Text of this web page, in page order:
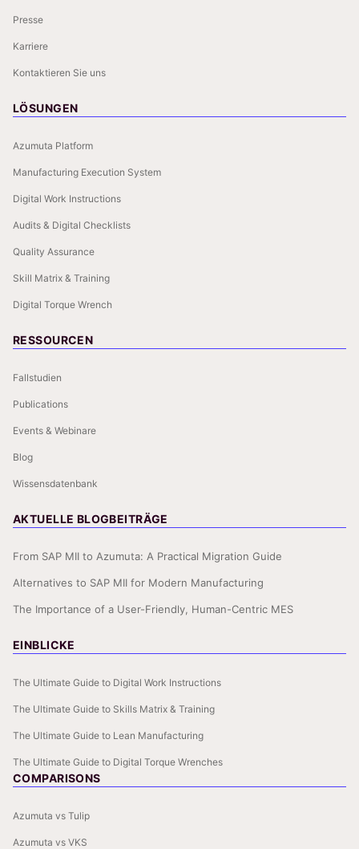
Presse
Karriere
Kontaktieren Sie uns
LÖSUNGEN
Azumuta Platform
Manufacturing Execution System
Digital Work Instructions
Audits & Digital Checklists
Quality Assurance
Skill Matrix & Training
Digital Torque Wrench
RESSOURCEN
Fallstudien
Publications
Events & Webinare
Blog
Wissensdatenbank
AKTUELLE BLOGBEITRÄGE
From SAP MII to Azumuta: A Practical Migration Guide
Alternatives to SAP MII for Modern Manufacturing
The Importance of a User-Friendly, Human-Centric MES
EINBLICKE
The Ultimate Guide to Digital Work Instructions
The Ultimate Guide to Skills Matrix & Training
The Ultimate Guide to Lean Manufacturing
The Ultimate Guide to Digital Torque Wrenches
COMPARISONS
Azumuta vs Tulip
Azumuta vs VKS